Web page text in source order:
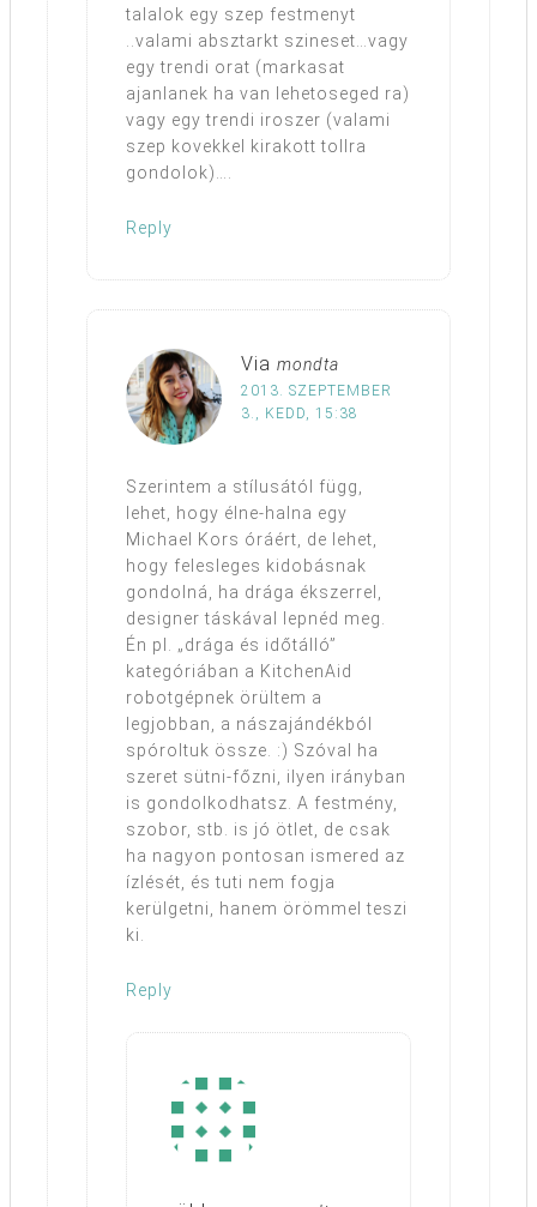
talalok egy szep festmenyt
..valami absztarkt szineset…vagy
egy trendi orat (markasat
ajanlanek ha van lehetoseged ra)
vagy egy trendi iroszer (valami
szep kovekkel kirakott tollra
gondolok)….
Reply
Via mondta
2013. SZEPTEMBER
3., KEDD, 15:38
Szerintem a stílusától függ,
lehet, hogy élne-halna egy
Michael Kors óráért, de lehet,
hogy felesleges kidobásnak
gondolná, ha drága ékszerrel,
designer táskával lepnéd meg.
Én pl. „drága és időtálló”
kategóriában a KitchenAid
robotgépnek örültem a
legjobban, a nászajándékból
spóroltuk össze. :) Szóval ha
szeret sütni-főzni, ilyen irányban
is gondolkodhatsz. A festmény,
szobor, stb. is jó ötlet, de csak
ha nagyon pontosan ismered az
ízlését, és tuti nem fogja
kerülgetni, hanem örömmel teszi
ki.
Reply